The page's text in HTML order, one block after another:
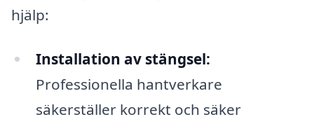
hjälp:
Installation av stängsel:
Professionella hantverkare
säkerställer korrekt och säker